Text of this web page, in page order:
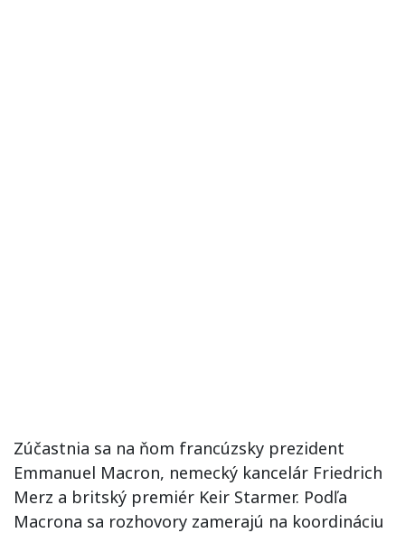
Zúčastnia sa na ňom francúzsky prezident
Emmanuel Macron, nemecký kancelár Friedrich
Merz a britský premiér Keir Starmer. Podľa
Macrona sa rozhovory zamerajú na koordináciu